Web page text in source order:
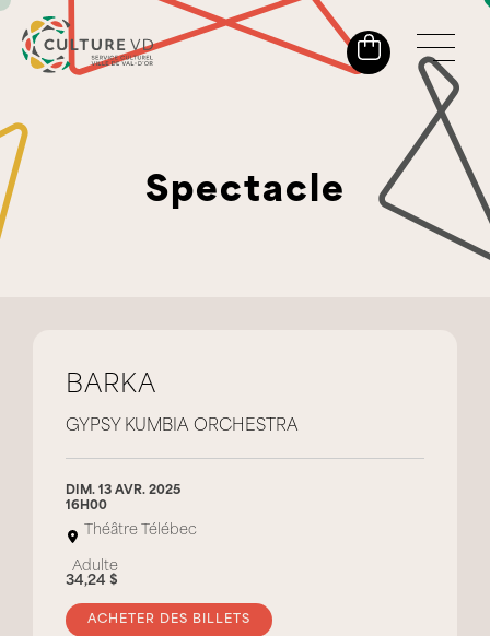
Spectacle
BARKA
GYPSY KUMBIA ORCHESTRA
DIM. 13 AVR. 2025
16H00
Théâtre Télébec
Adulte
34,24 $
ACHETER DES BILLETS